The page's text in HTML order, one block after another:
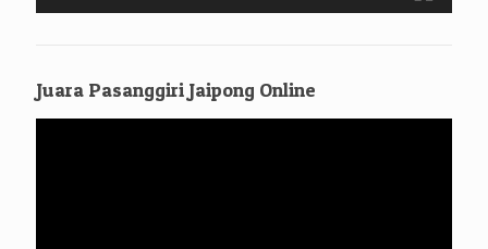
Juara Pasanggiri Jaipong Online